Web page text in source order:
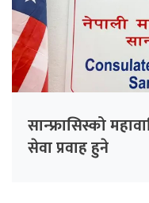
सान्फ्रासिस्को
सेवा प्रवाह हुने